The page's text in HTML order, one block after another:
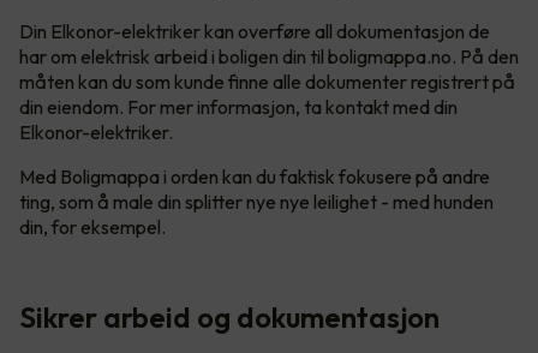
Din Elkonor-elektriker kan overføre all dokumentasjon de
har om elektrisk arbeid i boligen din til boligmappa.no. På den
måten kan du som kunde finne alle dokumenter registrert på
din eiendom. For mer informasjon, ta kontakt med din
Elkonor-elektriker.
Med Boligmappa i orden kan du faktisk fokusere på andre
ting, som å male din splitter nye nye leilighet - med hunden
din, for eksempel.
Sikrer arbeid og dokumentasjon